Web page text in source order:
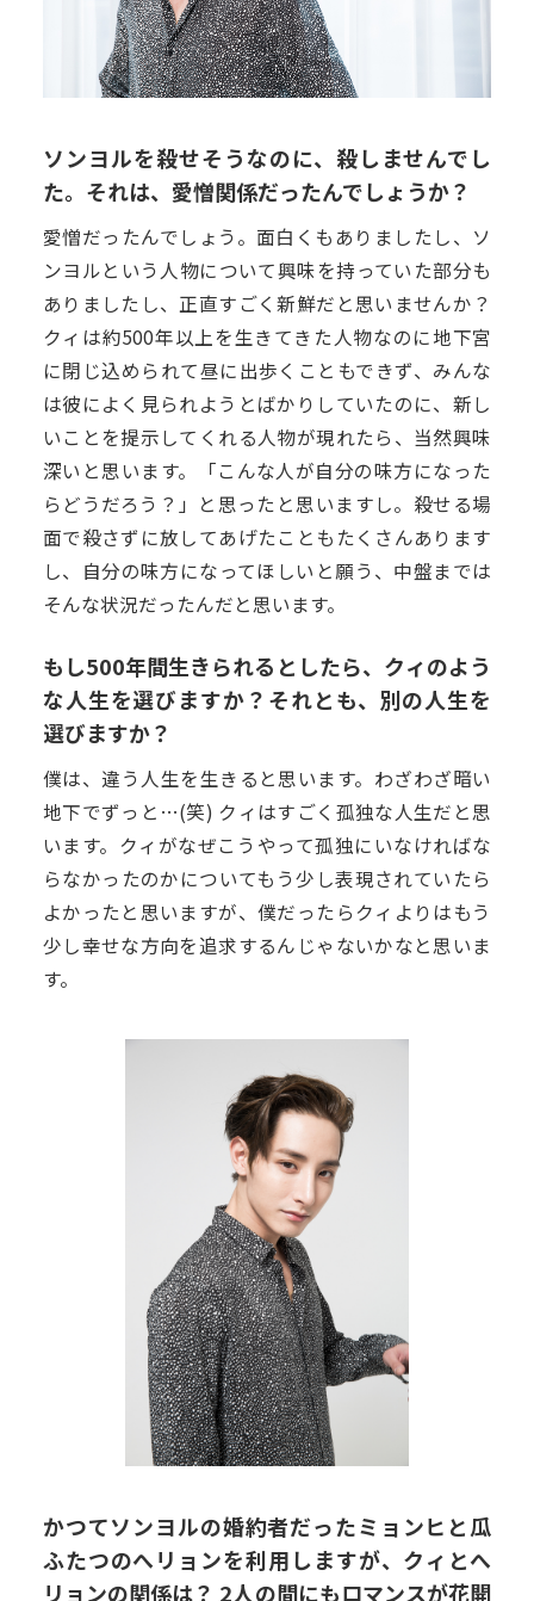
ソンヨルを殺せそうなのに、殺しませんでし
た。それは、愛憎関係だったんでしょうか？
愛憎だったんでしょう。面白くもありましたし、ソ
ンヨルという人物について興味を持っていた部分も
ありましたし、正直すごく新鮮だと思いませんか？
クィは約500年以上を生きてきた人物なのに地下宮
に閉じ込められて昼に出歩くこともできず、みんな
は彼によく見られようとばかりしていたのに、新し
いことを提示してくれる人物が現れたら、当然興味
深いと思います。「こんな人が自分の味方になった
らどうだろう？」と思ったと思いますし。殺せる場
面で殺さずに放してあげたこともたくさんあります
し、自分の味方になってほしいと願う、中盤までは
そんな状況だったんだと思います。
もし500年間生きられるとしたら、クィのよう
な人生を選びますか？それとも、別の人生を
選びますか？
僕は、違う人生を生きると思います。わざわざ暗い
地下でずっと…(笑) クィはすごく孤独な人生だと思
います。クィがなぜこうやって孤独にいなければな
らなかったのかについてもう少し表現されていたら
よかったと思いますが、僕だったらクィよりはもう
少し幸せな方向を追求するんじゃないかなと思いま
す。
かつてソンヨルの婚約者だったミョンヒと瓜
ふたつのへリョンを利用しますが、クィとへ
リョンの関係は？ 2人の間にもロマンスが花開